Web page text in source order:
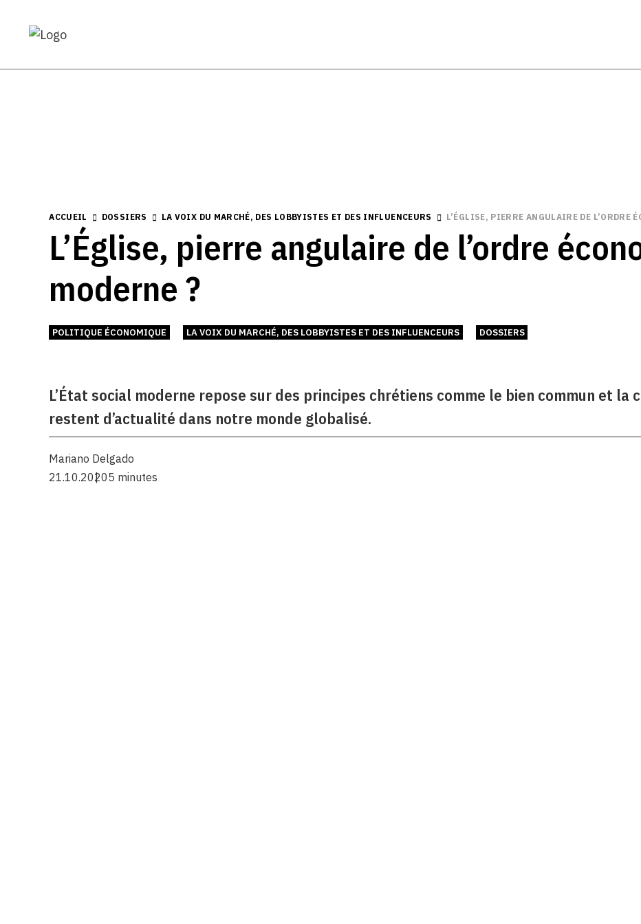
ACCUEIL DOSSIERS LA VOIX DU MARCHÉ, DES LOBBYISTES ET DES INFLUENCEURS L’ÉGLISE, PIERRE ANGULAIRE DE L’ORDRE
L’Église, pierre angulaire de l’ordre
moderne ?
POLITIQUE ÉCONOMIQUE LA VOIX DU MARCHÉ, DES LOBBYISTES ET DES INFLUENCEURS DOSSIERS
L’État social moderne repose sur des principes chrétiens comme le bien commun et la
restent d’actualité dans notre monde globalisé.
Mariano Delgado
21.10.20205 minutes